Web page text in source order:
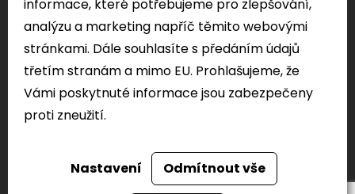
Veškeré Vaše osobní údaje odeslány přes tento
formulář budou použity pouze k řešení vašeho
dotazu.
TWITTER Realizace webu
informace, které potřebujeme pro zlepšování,
analýzu a marketing napříč těmito webovými
stránkami. Dále souhlasíte s předáním údajů
třetím stranám a mimo EU. Prohlašujeme, že
Vámi poskytnuté informace jsou zabezpečeny
proti zneužití.
Nastavení Odmítnout vše